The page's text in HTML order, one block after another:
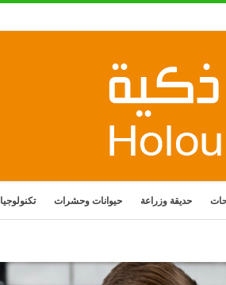
حديقة وزراعة حيوانات وحشرات تكنولوجيا